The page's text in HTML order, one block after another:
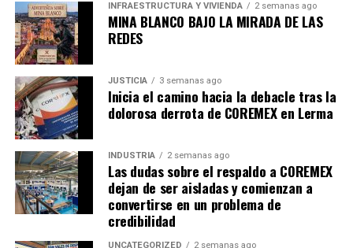
INFRAESTRUCTURA Y VIVIENDA 2 semanas ago
MINA BLANCO BAJO LA MIRADA DE LAS
REDES
JUSTICIA 3 semanas ago
Inicia el camino hacia la debacle tras la
dolorosa derrota de COREMEX en Lerma
INDUSTRIA 2 semanas ago
Las dudas sobre el respaldo a COREMEX
dejan de ser aisladas y comienzan a
convertirse en un problema de
credibilidad
UNCATEGORIZED 2 semanas ago